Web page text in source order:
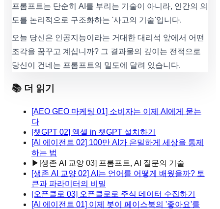
프롬프트는 단순히 AI를 부리는 기술이 아니라, 인간의 의
도를 논리적으로 구조화하는 '사고의 기술'입니다.
오늘 당신은 인공지능이라는 거대한 대리석 앞에서 어떤
조각을 꿈꾸고 계십니까? 그 결과물의 깊이는 전적으로
당신이 건네는 프롬프트의 밀도에 달려 있습니다.
📚 더 읽기
[AEO GEO 마케팅 01] 소비자는 이제 AI에게 묻는
다
[챗GPT 02] 엑셀 in 챗GPT 설치하기
[AI 에이전트 02] 100만 AI가 은밀하게 세상을 통제
하는 법
▶ [생존 AI 교양 03] 프롬프트, AI 질문의 기술
[생존 AI 교양 02] AI는 언어를 어떻게 배웠을까? 토
큰과 파라미터의 비밀
[오픈클로 03] 오픈클로로 주식 데이터 수집하기
[AI 에이전트 01] 이제 봇이 페이스북의 '좋아요'를